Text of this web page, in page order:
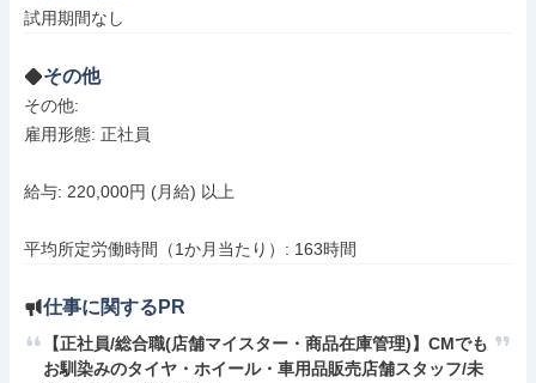
試用期間なし
その他
その他:
雇用形態: 正社員
給与: 220,000円 (月給) 以上
平均所定労働時間（1か月当たり）: 163時間
仕事に関するPR
【正社員/総合職(店舗マイスター・商品在庫管理)】CMでも
お馴染みのタイヤ・ホイール・車用品販売店舗スタッフ/未